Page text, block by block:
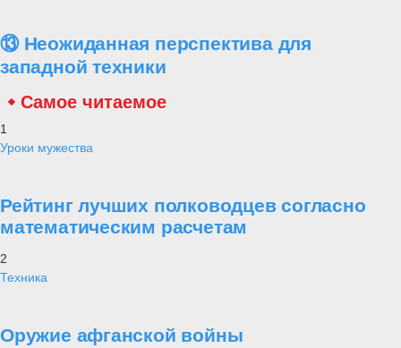
⑬ Неожиданная перспектива для
западной техники
Самое читаемое
1
Уроки мужества
Рейтинг лучших полководцев согласно
математическим расчетам
2
Техника
Оружие афганской войны